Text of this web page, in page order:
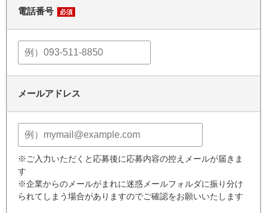
電話番号 必須
メールアドレス
※ご入力いただくと応募後に応募内容の控えメールが届きま
す
※企業からのメールがまれに迷惑メールフォルダに振り分け
られてしまう場合がありますのでご確認をお願いいたします